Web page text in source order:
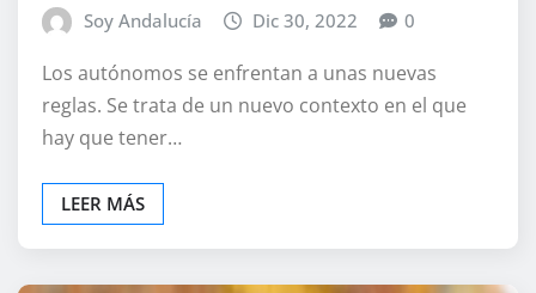
Soy Andalucía Dic 30, 2022 0
Los autónomos se enfrentan a unas nuevas
reglas. Se trata de un nuevo contexto en el que
hay que tener…
LEER MÁS